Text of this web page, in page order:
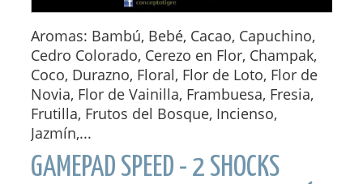
Aromas: Bambú, Bebé, Cacao, Capuchino,
Cedro Colorado, Cerezo en Flor, Champak,
Coco, Durazno, Floral, Flor de Loto, Flor de
Novia, Flor de Vainilla, Frambuesa, Fresia,
Frutilla, Frutos del Bosque, Incienso,
Jazmín,...
GAMEPAD SPEED - 2 SHOCKS